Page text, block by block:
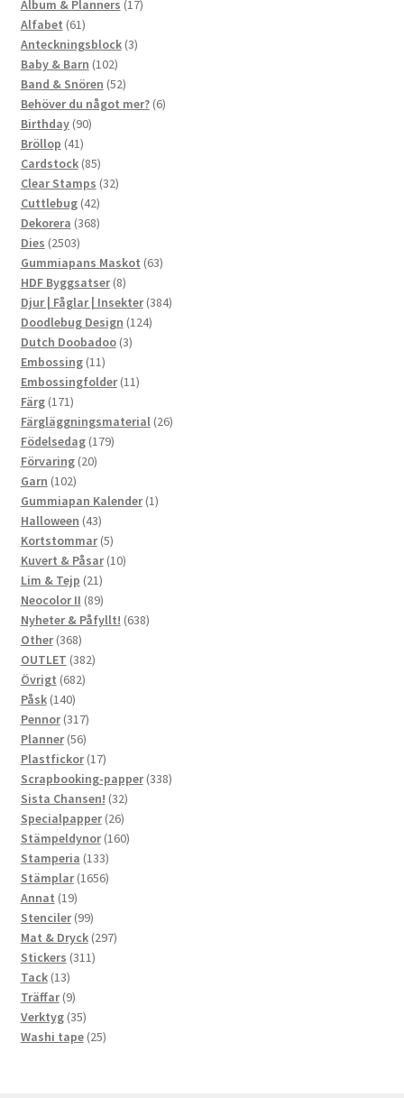
produkter
Album & Planners 1717
Alfabet 6161
produkter
Anteckningsblock 33
Baby & Barn 102102
produkter
Band & Snören 5252
produkter
Behöver du något mer? 66
Birthday 9090
Bröllop 4141
produkter
Cardstock 8585
produkter
Clear Stamps 3232
Cuttlebug 4242
produkter
Dekorera 368368
Dies 25032503
produkter
Gummiapans Maskot 6363
HDF Byggsatser 88
produkter
Djur | Fåglar | Insekter 384384
Doodlebug Design 124124
Dutch Doobadoo 33
Embossing 1111
produkter
Embossingfolder 1111
Färg 171171
produkter
Färgläggningsmaterial 2626
Födelsedag 179179
Förvaring 2020
Garn 102102
produkter
Gummiapan Kalender 11
Halloween 4343
produkter
Kortstommar 55
produkter
Kuvert & Påsar 1010
Lim & Tejp 2121
produkter
Neocolor II 8989
produkter
Nyheter & Påfyllt! 638638
Other 368368
produkter
OUTLET 382382
Övrigt 682682
Påsk 140140
produkter
Pennor 317317
produkter
Planner 5656
produkter
Plastfickor 1717
produkter
Scrapbooking-papper 338338
Sista Chansen! 3232
produkter
Specialpapper 2626
produkter
Stämpeldynor 160160
Stamperia 133133
produkter
Stämplar 16561656
Annat 1919
produkter
Stenciler 9999
produkter
Mat & Dryck 297297
Stickers 311311
Tack 1313
produkter
Träffar 99
produkter
Verktyg 3535
produkter
Washi tape 2525